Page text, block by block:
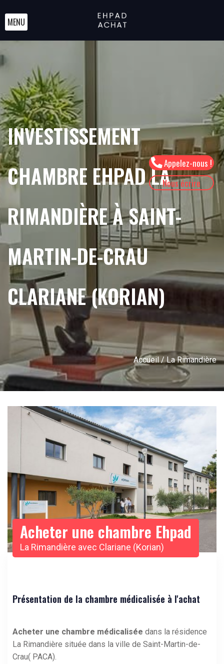
Appelez-nous !
Nous écrire
MENU
INVESTISSEMENT
CHAMBRE EHPAD LA
RIMANDIÈRE À SAINT-
MARTIN-DE-CRAU
CLARIANE (KORIAN)
Accueil / La Rimandière
Acheter une chambre Ehpad
La Rimandière avec Clariane (Korian)
Présentation de la chambre médicalisée à l'achat
Acheter une chambre médicalisée dans la résidence
La Rimandière située dans la ville de Saint-Martin-de-
Crau( PACA).